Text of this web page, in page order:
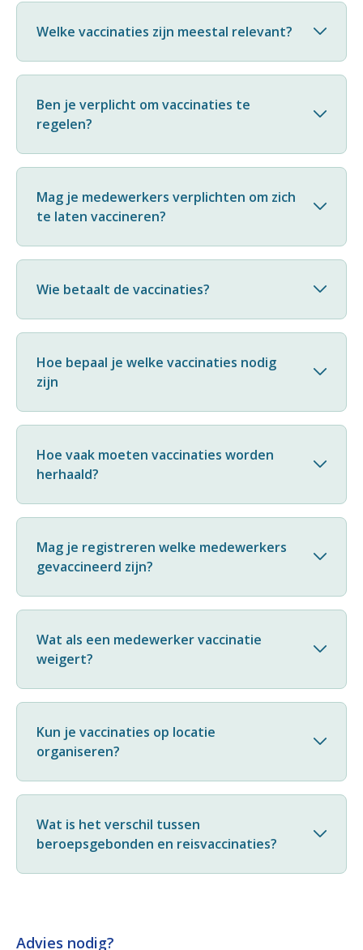
Welke vaccinaties zijn meestal relevant?
Ben je verplicht om vaccinaties te
regelen?
Mag je medewerkers verplichten om zich
te laten vaccineren?
Wie betaalt de vaccinaties?
Hoe bepaal je welke vaccinaties nodig
zijn
Hoe vaak moeten vaccinaties worden
herhaald?
Mag je registreren welke medewerkers
gevaccineerd zijn?
Wat als een medewerker vaccinatie
weigert?
Kun je vaccinaties op locatie
organiseren?
Wat is het verschil tussen
beroepsgebonden en reisvaccinaties?
Advies nodig?